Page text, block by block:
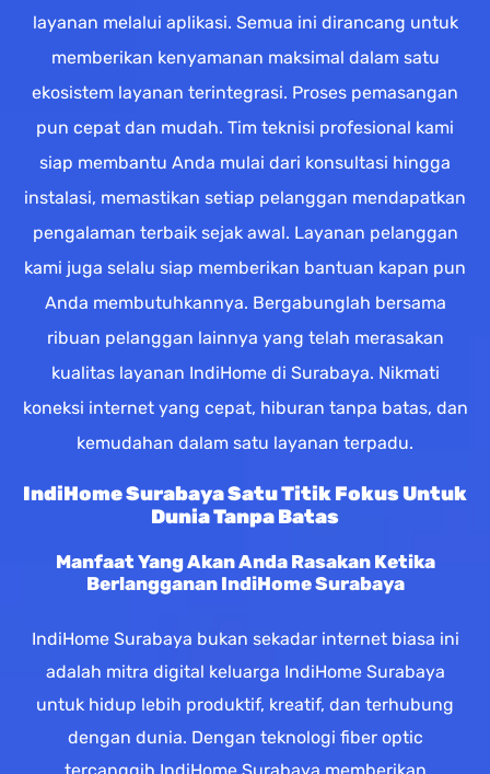
layanan melalui aplikasi. Semua ini dirancang untuk
memberikan kenyamanan maksimal dalam satu
ekosistem layanan terintegrasi. Proses pemasangan
pun cepat dan mudah. Tim teknisi profesional kami
siap membantu Anda mulai dari konsultasi hingga
instalasi, memastikan setiap pelanggan mendapatkan
pengalaman terbaik sejak awal. Layanan pelanggan
kami juga selalu siap memberikan bantuan kapan pun
Anda membutuhkannya. Bergabunglah bersama
ribuan pelanggan lainnya yang telah merasakan
kualitas layanan IndiHome di Surabaya. Nikmati
koneksi internet yang cepat, hiburan tanpa batas, dan
kemudahan dalam satu layanan terpadu.
IndiHome Surabaya Satu Titik Fokus Untuk
Dunia Tanpa Batas
Manfaat Yang Akan Anda Rasakan Ketika
Berlangganan IndiHome Surabaya
IndiHome Surabaya bukan sekadar internet biasa ini
adalah mitra digital keluarga IndiHome Surabaya
untuk hidup lebih produktif, kreatif, dan terhubung
dengan dunia. Dengan teknologi fiber optic